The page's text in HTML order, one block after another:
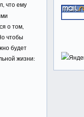
что ему
о том,
чтобы
будет
жизни: